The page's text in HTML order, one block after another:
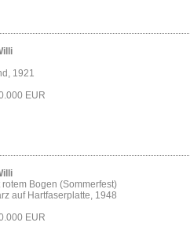
1921
EUR
rotem Bogen (Sommerfest)
auf Hartfaserplatte, 1948
EUR